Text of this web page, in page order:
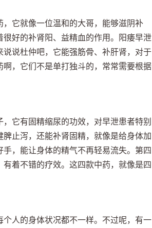
它就像一位温和的大哥，能够滋阴补
好的补肾阳、益精血的作用。阳痿早泄
说杜仲吧，它能强筋骨、补肝肾，对于
，它们不是单打独斗的，常常需要根据
它有固精缩尿的功效，对早泄患者特别
止泻，还能补肾固精，就像是给身体加
，能让身体的精气不再轻易流失。第四
着不错的疗效。这四款中药，就像是四
人的身体状况都不一样。不过呢，有一